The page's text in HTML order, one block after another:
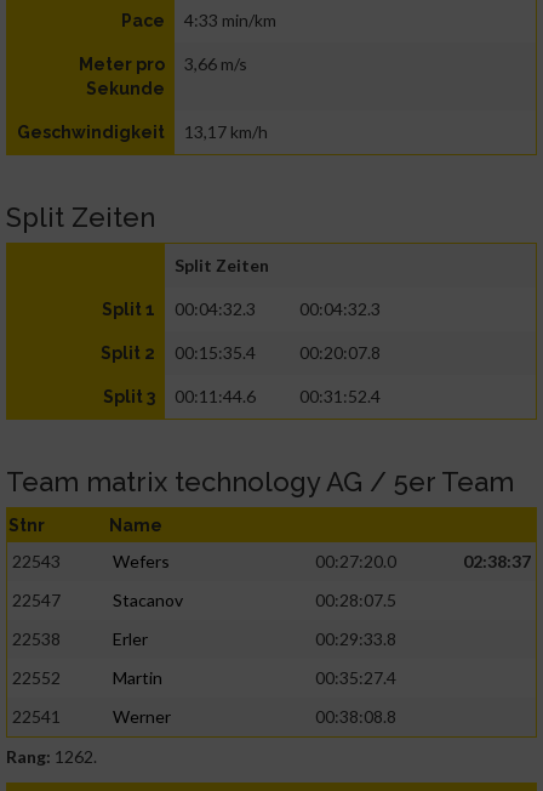
Pace 4:33 min/km
Meter pro
Sekunde
3,66 m/s
Geschwindigkeit 13,17 km/h
Split Zeiten
Split Zeiten
Split 1 00:04:32.3 00:04:32.3
Split 2 00:15:35.4 00:20:07.8
Split 3 00:11:44.6 00:31:52.4
Team matrix technology AG / 5er Team
Stnr Name
22543 Wefers 00:27:20.0
02:38:37
22547
Stacanov
00:28:07.5
22538
Erler
00:29:33.8
22552
Martin
00:35:27.4
22541
Werner
00:38:08.8
Rang: 1262.